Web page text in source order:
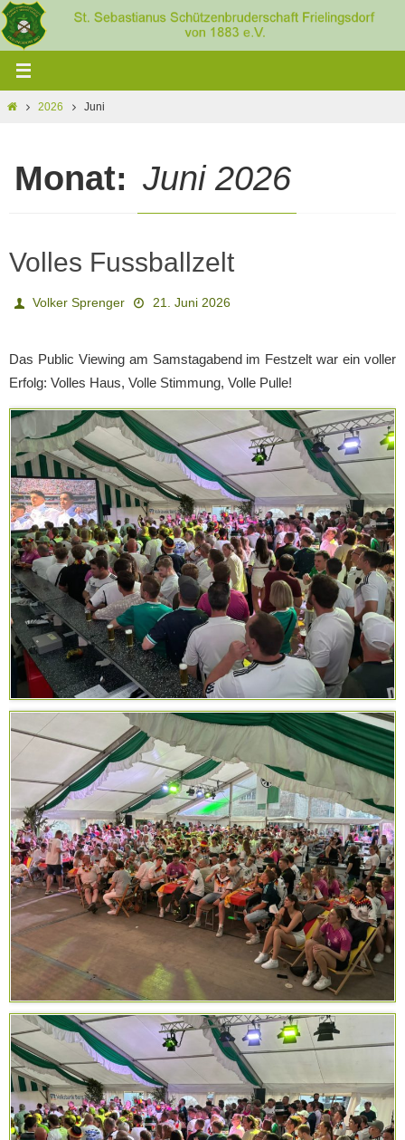
Zum
Inhalt
Home2026 Juni
Monat: Juni 2026
Volles Fussballzelt
Volker Sprenger 21. Juni 2026
Das Public Viewing am Samstagabend im Festzelt war ein voller
Erfolg: Volles Haus, Volle Stimmung, Volle Pulle!